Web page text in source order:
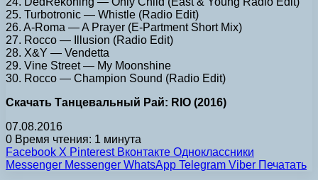
25. Turbotronic — Whistle (Radio Edit)
26. A-Roma — A Prayer (E-Partment Short Mix)
27. Rocco — Illusion (Radio Edit)
28. X&Y — Vendetta
29. Vine Street — My Moonshine
30. Rocco — Champion Sound (Radio Edit)
Скачать Танцевальный Рай: RIO (2016)
07.08.2016
0 Время чтения: 1 минута
Facebook X Pinterest Вконтакте Одноклассники
Messenger Messenger WhatsApp Telegram Viber Печатать